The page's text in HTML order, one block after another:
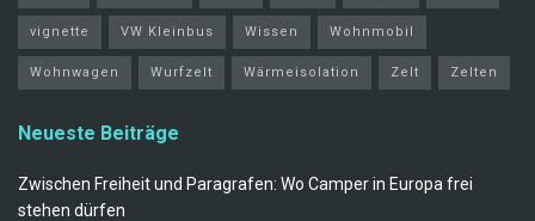
vignette VW Kleinbus Wissen Wohnmobil
Wohnwagen Wurfzelt Wärmeisolation Zelt Zelten
Neueste Beiträge
Zwischen Freiheit und Paragrafen: Wo Camper in Europa frei
stehen dürfen